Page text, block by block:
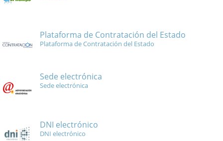
Plataforma de Contratación del Estado
Plataforma de Contratación del Estado
Sede electrónica
Sede electrónica
DNI electrónico
DNI electrónico